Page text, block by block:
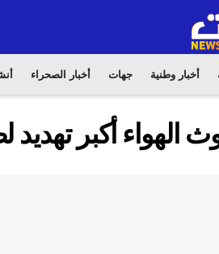
أخبار وطنية جهات أخبار الصحراء
الهواء أكبر